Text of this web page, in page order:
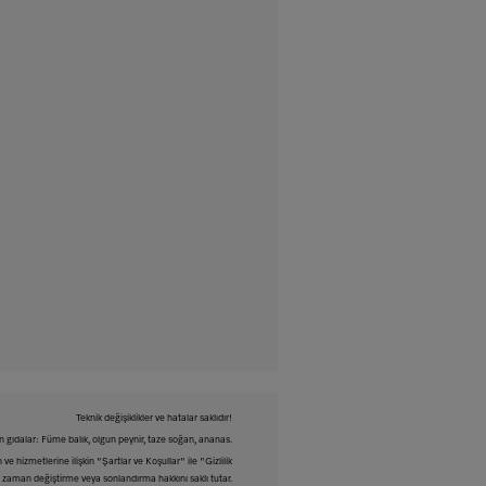
Teknik değişiklikler ve hatalar saklıdır!
Füme balık, olgun peynir, taze soğan, ananas.
ve hizmetlerine ilişkin "Şartlar ve Koşullar" ile "Gizlilik
değiştirme veya sonlandırma hakkını saklı tutar.